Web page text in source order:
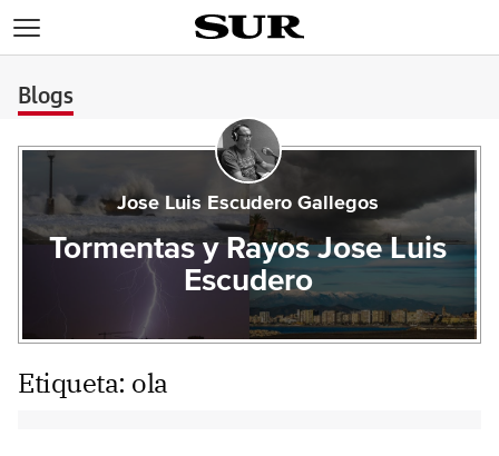
Blogs
Jose Luis Escudero Gallegos
Tormentas y Rayos Jose Luis
Escudero
Etiqueta: ola